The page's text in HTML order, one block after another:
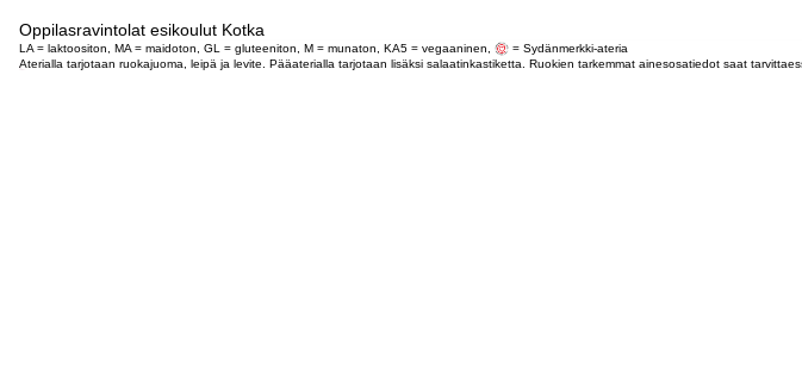
Oppilasravintolat esikoulut Kotka
LA = laktoositon, MA = maidoton, GL = gluteeniton, M = munaton, KA5 = vegaaninen,
= Sydänmerkki-ateria
Aterialla tarjotaan ruokajuoma, leipä ja levite. Pääaterialla tarjotaan lisäksi salaatinkastiketta. Ruokien tarkemmat ainesosatiedot saat